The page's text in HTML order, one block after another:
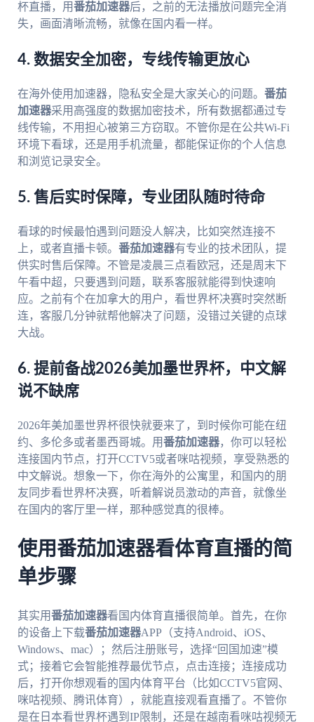
杯直播，用番茄加速器后，之前的无法播放问题完全消
失，画面清晰流畅，就像在国内看一样。
4. 数据安全加密，专线传输更放心
在海外使用加速器，隐私安全是大家关心的问题。 番茄
加速器采用高强度的数据加密技术，所有数据都通过专
线传输，不用担心被第三方窃取。不管你是在公共Wi-Fi
环境下看球，还是用手机流量，都能保证你的个人信息
和浏览记录安全。
5. 售后实时保障，专业团队随时待命
看球的时候最怕遇到问题没人解决，比如突然连接不
上，或者直播卡顿。 番茄加速器有专业的技术团队，提
供实时售后保障。不管是凌晨三点看欧冠，还是周末下
午看中超，只要遇到问题，联系客服就能得到快速响
应。之前有个在加拿大的用户，看世界杯决赛时突然断
连，客服几分钟就帮他解决了问题，没错过关键的点球
大战。
6. 提前备战2026美加墨世界杯，中文解
说不缺席
2026年美加墨世界杯很快就要来了，到时候你可能在纽
约、多伦多或者墨西哥城。用番茄加速器，你可以轻松
连接国内节点，打开CCTV5或者咪咕视频，享受熟悉的
中文解说。想象一下，你在海外的公寓里，和国内的朋
友同步看世界杯决赛，听着解说员激动的声音，就像坐
在国内的客厅里一样，那种感觉真的很棒。
使用番茄加速器看体育直播的简
单步骤
其实用番茄加速器看国内体育直播很简单。首先，在你
的设备上下载番茄加速器APP（支持Android、iOS、
Windows、mac）；然后注册账号，选择“回国加速”模
式；接着它会智能推荐最优节点，点击连接；连接成功
后，打开你想观看的国内体育平台（比如CCTV5官网、
咪咕视频、腾讯体育），就能直接观看直播了。不管你
是在日本看世界杯遇到IP限制，还是在越南看咪咕视频无